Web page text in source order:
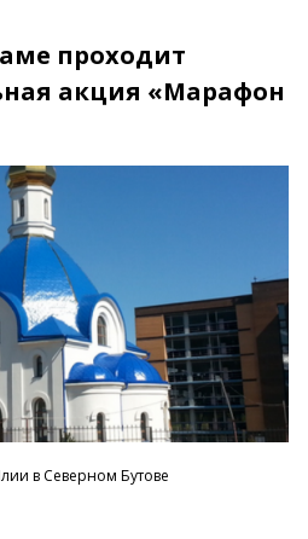
проходит
акция «Марафон
в Северном Бутове